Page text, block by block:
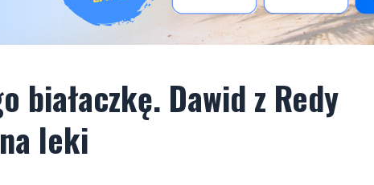
białaczkę. Dawid z Redy
leki